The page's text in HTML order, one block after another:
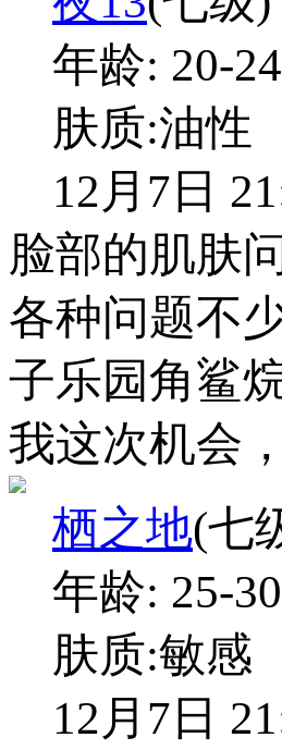
年龄: 20-24
肤质:油性
12月7日
脸部的肌肤
各种问题不
子乐园角鲨
我这次机会
栖之地(七
年龄: 25-30
肤质:敏感
12月7日